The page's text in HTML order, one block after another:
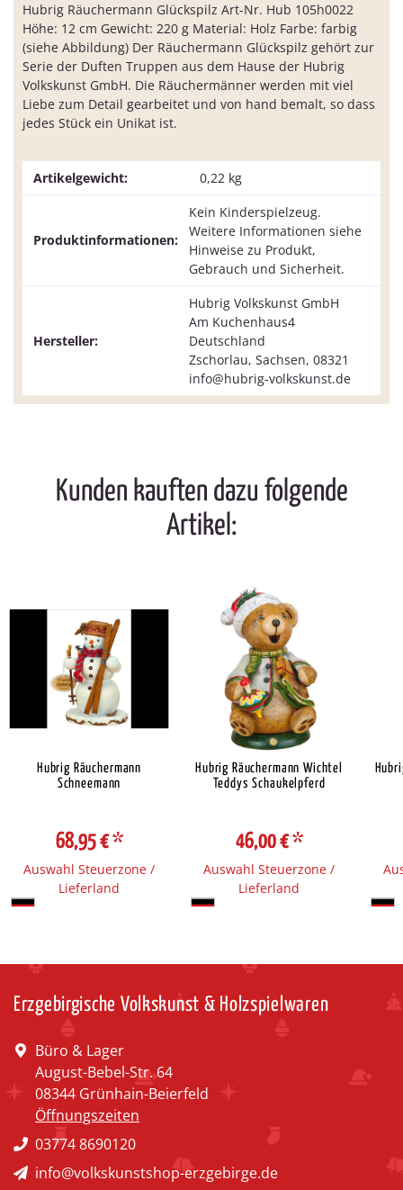
Hubrig Räuchermann Glückspilz Art-Nr. Hub 105h0022
Höhe: 12 cm Gewicht: 220 g Material: Holz Farbe: farbig
(siehe Abbildung) Der Räuchermann Glückspilz gehört zur
Serie der Duften Truppen aus dem Hause der Hubrig
Volkskunst GmbH. Die Räuchermänner werden mit viel
Liebe zum Detail gearbeitet und von hand bemalt, so dass
jedes Stück ein Unikat ist.
Artikelgewicht: 0,22 kg
Produktinformationen:
Kein Kinderspielzeug.
Weitere Informationen siehe
Hinweise zu Produkt,
Gebrauch und Sicherheit.
Hersteller:
Hubrig Volkskunst GmbH
Am Kuchenhaus4
Deutschland
Zschorlau, Sachsen, 08321
info@hubrig-volkskunst.de
Kunden kauften dazu folgende
Artikel:
Hubrig Räuchermann
Schneemann
68,95 €*
Auswahl Steuerzone /
Lieferland
Hubrig Räuchermann Wichtel
Teddys Schaukelpferd
46,00 €*
Auswahl Steuerzone /
Lieferland
Erzgebirgische Volkskunst & Holzspielwaren
Büro & Lager
August-Bebel-Str. 64
08344 Grünhain-Beierfeld
Öffnungszeiten
03774 8690120
info@volkskunstshop-erzgebirge.de